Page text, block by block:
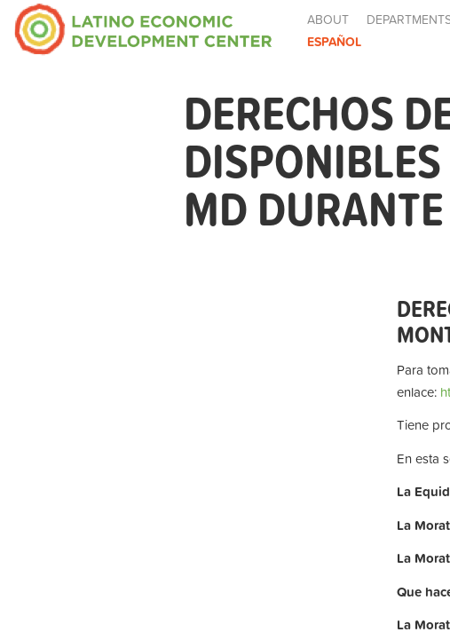
ABOUT
ESPAÑOL
DERECHOS
MD
Para
enlace:
Tiene
En esta
La
La
La
Que
La